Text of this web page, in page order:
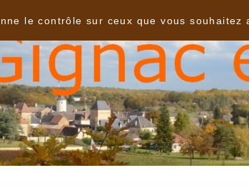
le contrôle sur ceux que vous souhaitez